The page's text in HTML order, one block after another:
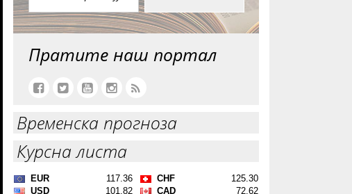
Пратите наш портал
Временска прогноза
Курсна листа